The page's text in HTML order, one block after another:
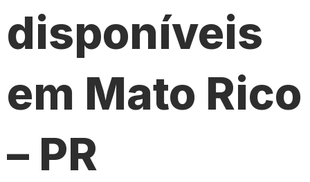
disponíveis
em Mato Rico
– PR